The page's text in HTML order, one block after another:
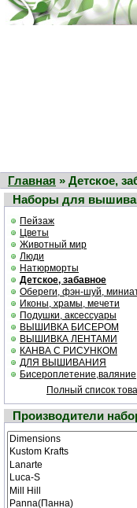
Главная » Детское,
Наборы для
Пейзаж
Цветы
Животный мир
Люди
Натюрморты
Детское, забавное
Обереги, фэн-шуй,
Иконы, храмы, мечети
Подушки, аксессуары
ВЫШИВКА БИСЕРОМ
ВЫШИВКА ЛЕНТАМИ
КАНВА С РИСУНКОМ
ДЛЯ ВЫШИВАНИЯ
Бисероплетение,валяние
Полный список
Производители